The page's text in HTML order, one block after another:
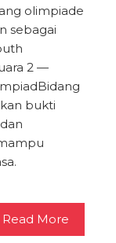
olimpiade
sebagai
2 —
bukti
Read More